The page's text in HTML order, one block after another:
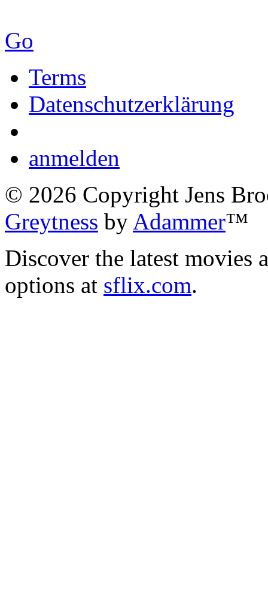
Go
Terms
Datenschutzerklärung
anmelden
© 2026 Copyright Jens
Greytness by Adammer™
Discover the latest movies
options at sflix.com.